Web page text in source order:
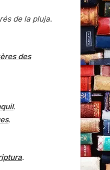
de la pluja.
des
.
.
.